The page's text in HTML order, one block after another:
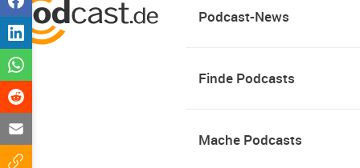
Podcast-News
Finde Podcasts
Mache Podcasts